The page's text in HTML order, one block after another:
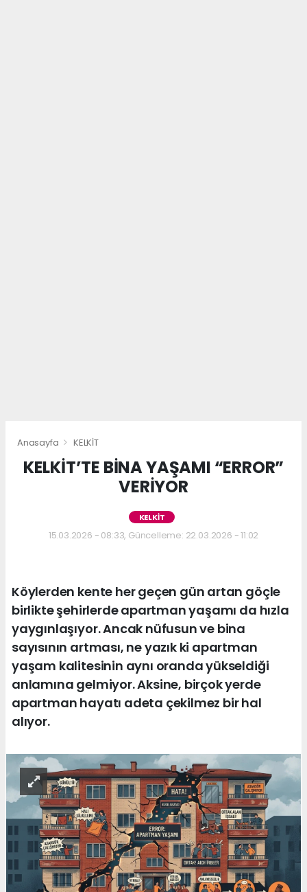
Anasayfa KELKİT
KELKİT’TE BİNA YAŞAMI “ERROR”
VERİYOR
KELKİT
15.03.2026 - 08:33, Güncelleme: 22.03.2026 - 11:02
Köylerden kente her geçen gün artan göçle
birlikte şehirlerde apartman yaşamı da hızla
yaygınlaşıyor. Ancak nüfusun ve bina
sayısının artması, ne yazık ki apartman
yaşam kalitesinin aynı oranda yükseldiği
anlamına gelmiyor. Aksine, birçok yerde
apartman hayatı adeta çekilmez bir hal
alıyor.